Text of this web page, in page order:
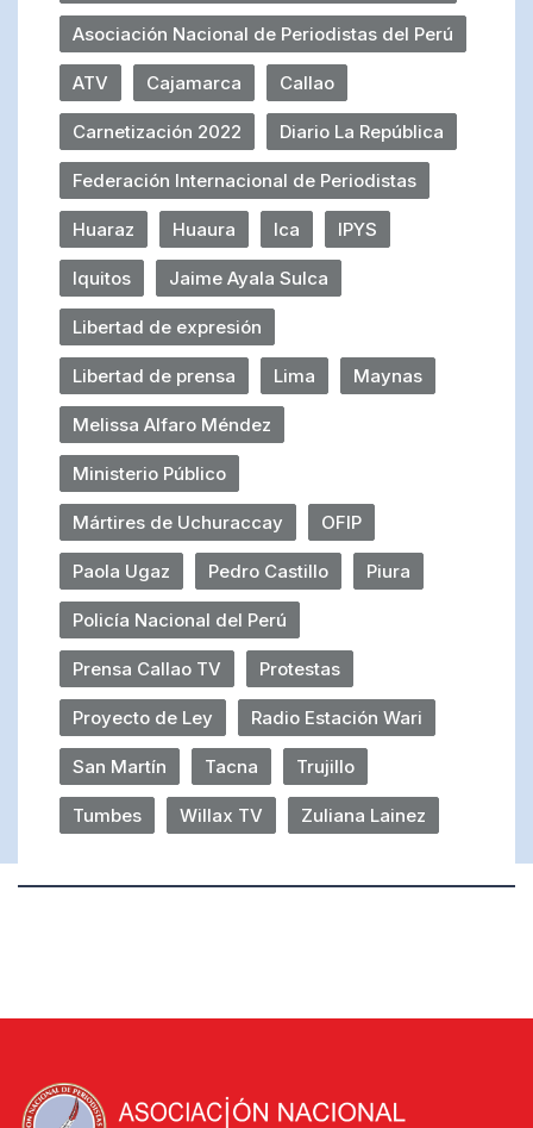
Asociación Nacional de Periodistas del Perú
ATV Cajamarca Callao
Carnetización 2022 Diario La República
Federación Internacional de Periodistas
Huaraz Huaura Ica IPYS
Iquitos Jaime Ayala Sulca
Libertad de expresión
Libertad de prensa Lima Maynas
Melissa Alfaro Méndez
Ministerio Público
Mártires de Uchuraccay OFIP
Paola Ugaz Pedro Castillo Piura
Policía Nacional del Perú
Prensa Callao TV Protestas
Proyecto de Ley Radio Estación Wari
San Martín Tacna Trujillo
Tumbes Willax TV Zuliana Lainez